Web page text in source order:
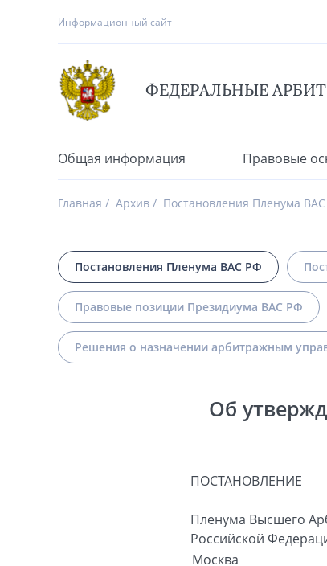
Информационный сайт
ФЕДЕРАЛЬНЫЕ
Общая информация Правовые
Главная Архив Постановления Пленума
Постановления Пленума ВАС РФ
Правовые позиции Президиума ВАС РФ
Решения о назначении арбитражным
Об
ПОСТАНОВЛЕНИЕ
Пленума Высшего
Российской
Москва